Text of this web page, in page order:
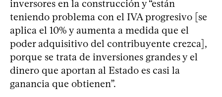
inversores en la construcción y “están
teniendo problema con el IVA progresivo [se
aplica el 10% y aumenta a medida que el
poder adquisitivo del contribuyente crezca],
porque se trata de inversiones grandes y el
dinero que aportan al Estado es casi la
ganancia que obtienen”.